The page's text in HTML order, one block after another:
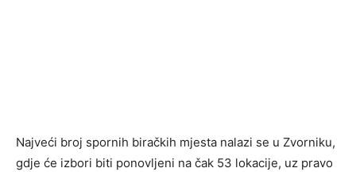
Najveći broj spornih biračkih mjesta nalazi se u Zvorniku,
gdje će izbori biti ponovljeni na čak 53 lokacije, uz pravo